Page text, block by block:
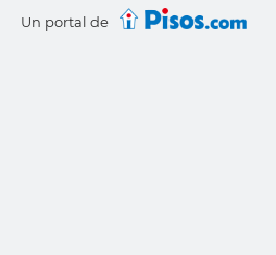
Un portal de